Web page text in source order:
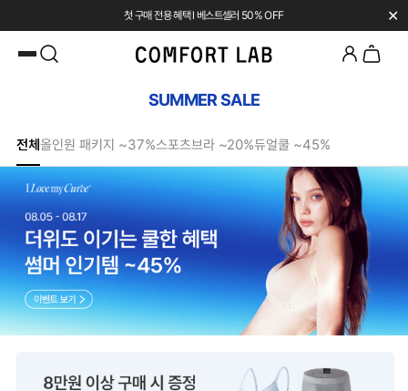
첫 구매 전용 혜택 l 베스트셀러 50% OFF ✕
SUMMER SALE
전체올인원 패키지 ~37%스포츠브라 ~20%듀얼쿨 ~45%